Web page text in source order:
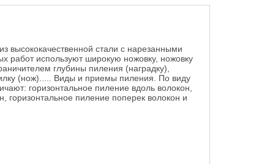
высококачественной стали с нарезанными
работ используют широкую ножовку, ножовку
глубины пиления (наградку),
(нож)..... Виды и приемы пиления. По виду
горизонтальное пиление вдоль волокон,
горизонтальное пиление поперек волокон и